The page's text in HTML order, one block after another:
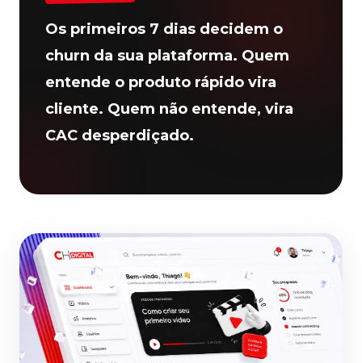
Os primeiros 7 dias decidem o
churn da sua plataforma. Quem
entende o produto rápido vira
cliente. Quem não entende, vira
CAC desperdiçado.